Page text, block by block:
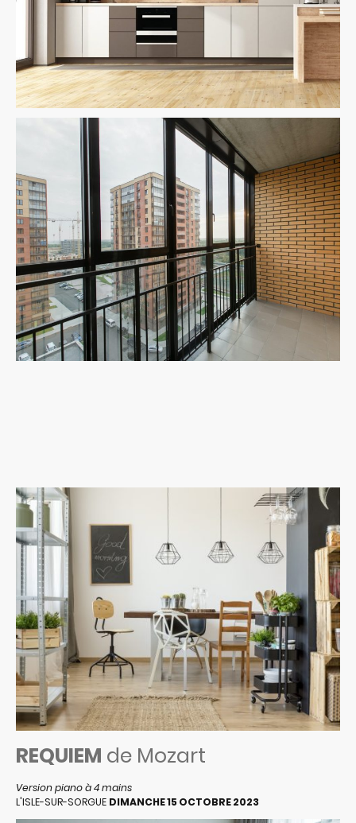
REQUIEM de Mozart
Version piano à 4 mains
L'ISLE-SUR-SORGUE DIMANCHE 15 OCTOBRE 2023